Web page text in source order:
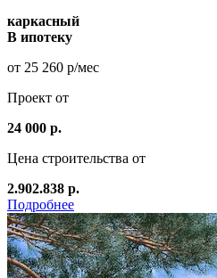
каркасный
В ипотеку
от 25 260 р/мес
Проект от
24 000 р.
Цена строительства от
2.902.838 р.
Подробнее